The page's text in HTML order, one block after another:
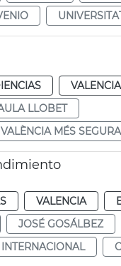
VALENCIA
LLOBET
VALÈNCIA MÉS SEGURA
VALENCIA
JOSÉ GOSÁLBEZ